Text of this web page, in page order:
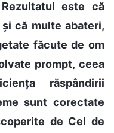
este că
că multe abateri,
făcute de om
prompt, ceea
răspândirii
sunt corectate
de Cel de